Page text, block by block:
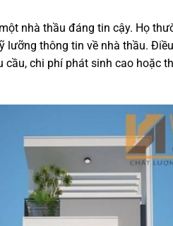
nhà thầu đáng tin cậy. Họ
lưỡng thông tin về nhà thầu.
chi phí phát sinh cao hoặc